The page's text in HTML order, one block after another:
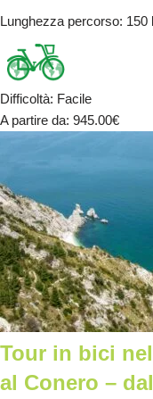
Lunghezza percorso: 150
Difficoltà: Facile
A partire da: 945.00€
Tour in bici
al Conero –